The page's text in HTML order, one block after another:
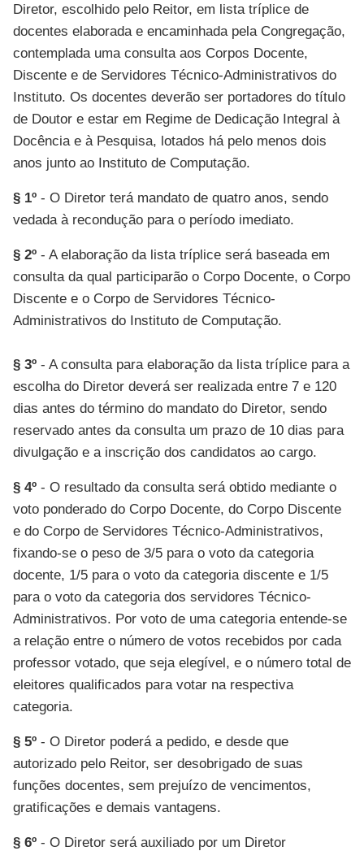
Diretor, escolhido pelo Reitor, em lista tríplice de
docentes elaborada e encaminhada pela Congregação,
contemplada uma consulta aos Corpos Docente,
Discente e de Servidores Técnico-Administrativos do
Instituto. Os docentes deverão ser portadores do título
de Doutor e estar em Regime de Dedicação Integral à
Docência e à Pesquisa, lotados há pelo menos dois
anos junto ao Instituto de Computação.
§ 1º - O Diretor terá mandato de quatro anos, sendo
vedada à recondução para o período imediato.
§ 2º - A elaboração da lista tríplice será baseada em
consulta da qual participarão o Corpo Docente, o Corpo
Discente e o Corpo de Servidores Técnico-
Administrativos do Instituto de Computação.
§ 3º - A consulta para elaboração da lista tríplice para a
escolha do Diretor deverá ser realizada entre 7 e 120
dias antes do término do mandato do Diretor, sendo
reservado antes da consulta um prazo de 10 dias para
divulgação e a inscrição dos candidatos ao cargo.
§ 4º - O resultado da consulta será obtido mediante o
voto ponderado do Corpo Docente, do Corpo Discente
e do Corpo de Servidores Técnico-Administrativos,
fixando-se o peso de 3/5 para o voto da categoria
docente, 1/5 para o voto da categoria discente e 1/5
para o voto da categoria dos servidores Técnico-
Administrativos. Por voto de uma categoria entende-se
a relação entre o número de votos recebidos por cada
professor votado, que seja elegível, e o número total de
eleitores qualificados para votar na respectiva
categoria.
§ 5º - O Diretor poderá a pedido, e desde que
autorizado pelo Reitor, ser desobrigado de suas
funções docentes, sem prejuízo de vencimentos,
gratificações e demais vantagens.
§ 6º - O Diretor será auxiliado por um Diretor